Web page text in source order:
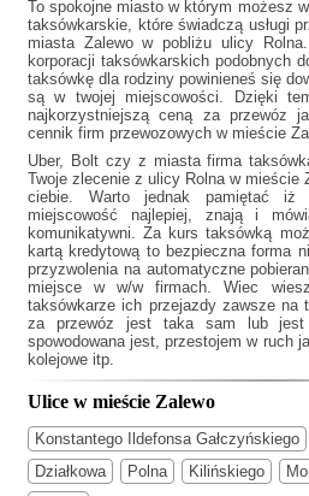
To spokojne miasto w którym możesz
taksówkarskie, które świadczą usługi
miasta Zalewo w pobliżu ulicy
korporacji taksówkarskich podobnych
taksówkę dla rodziny powinieneś się
są w twojej miejscowości. Dzięki
najkorzystniejszą ceną za przewóz
cennik firm przewozowych w mieście
Uber, Bolt czy z miasta firma
Twoje zlecenie z ulicy Rolna w mieście
ciebie. Warto jednak pamiętać iż
miejscowość najlepiej, znają i
komunikatywni. Za kurs taksówką
kartą kredytową to bezpieczna forma
przyzwolenia na automatyczne
miejsce w w/w firmach. Wiec
taksówkarze ich przejazdy zawsze
za przewóz jest taka sam lub
spowodowana jest, przestojem w ruch
kolejowe itp.
Ulice w mieście Zalewo
Konstantego Ildefonsa Gałczyńskiego
Działkowa
Polna Kilińskiego